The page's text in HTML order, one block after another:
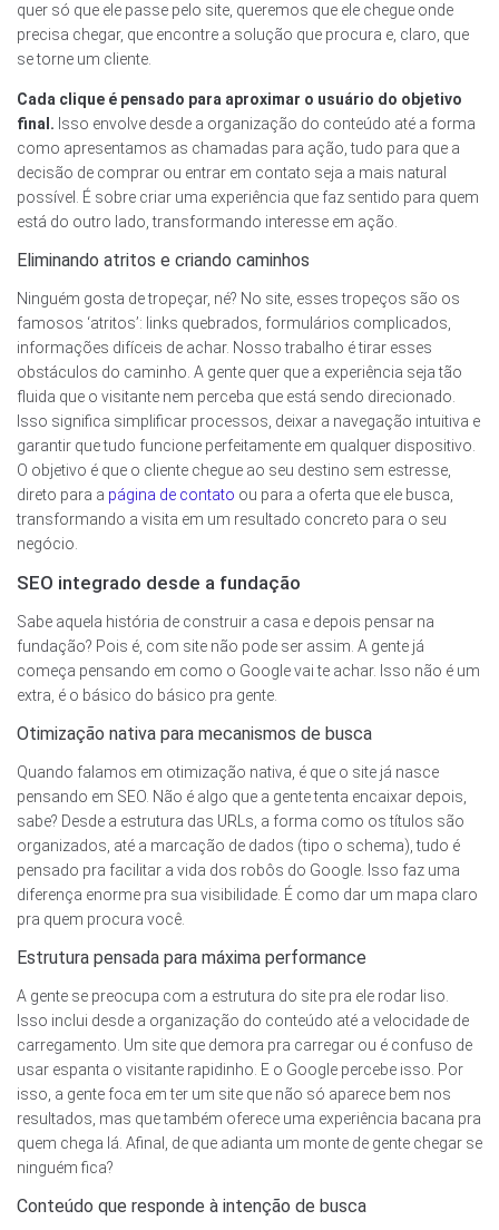
quer só que ele passe pelo site, queremos que ele chegue onde
precisa chegar, que encontre a solução que procura e, claro, que
se torne um cliente.
Cada clique é pensado para aproximar o usuário do objetivo
final. Isso envolve desde a organização do conteúdo até a forma
como apresentamos as chamadas para ação, tudo para que a
decisão de comprar ou entrar em contato seja a mais natural
possível. É sobre criar uma experiência que faz sentido para quem
está do outro lado, transformando interesse em ação.
Eliminando atritos e criando caminhos
Ninguém gosta de tropeçar, né? No site, esses tropeços são os
famosos ‘atritos’: links quebrados, formulários complicados,
informações difíceis de achar. Nosso trabalho é tirar esses
obstáculos do caminho. A gente quer que a experiência seja tão
fluida que o visitante nem perceba que está sendo direcionado.
Isso significa simplificar processos, deixar a navegação intuitiva e
garantir que tudo funcione perfeitamente em qualquer dispositivo.
O objetivo é que o cliente chegue ao seu destino sem estresse,
direto para a página de contato ou para a oferta que ele busca,
transformando a visita em um resultado concreto para o seu
negócio.
SEO integrado desde a fundação
Sabe aquela história de construir a casa e depois pensar na
fundação? Pois é, com site não pode ser assim. A gente já
começa pensando em como o Google vai te achar. Isso não é um
extra, é o básico do básico pra gente.
Otimização nativa para mecanismos de busca
Quando falamos em otimização nativa, é que o site já nasce
pensando em SEO. Não é algo que a gente tenta encaixar depois,
sabe? Desde a estrutura das URLs, a forma como os títulos são
organizados, até a marcação de dados (tipo o schema), tudo é
pensado pra facilitar a vida dos robôs do Google. Isso faz uma
diferença enorme pra sua visibilidade. É como dar um mapa claro
pra quem procura você.
Estrutura pensada para máxima performance
A gente se preocupa com a estrutura do site pra ele rodar liso.
Isso inclui desde a organização do conteúdo até a velocidade de
carregamento. Um site que demora pra carregar ou é confuso de
usar espanta o visitante rapidinho. E o Google percebe isso. Por
isso, a gente foca em ter um site que não só aparece bem nos
resultados, mas que também oferece uma experiência bacana pra
quem chega lá. Afinal, de que adianta um monte de gente chegar se
ninguém fica?
Conteúdo que responde à intenção de busca